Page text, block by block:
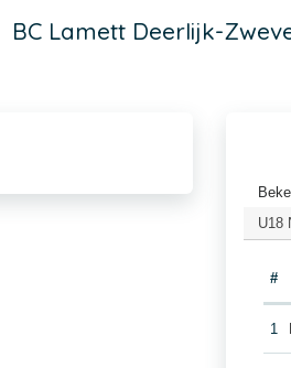
BC Lamett Deerlijk-
U18
#
1